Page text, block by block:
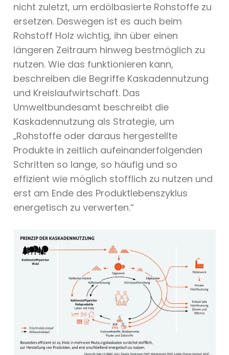
nicht zuletzt, um erdölbasierte Rohstoffe zu
ersetzen. Deswegen ist es auch beim
Rohstoff Holz wichtig, ihn über einen
längeren Zeitraum hinweg bestmöglich zu
nutzen. Wie das funktionieren kann,
beschreiben die Begriffe Kaskadennutzung
und Kreislaufwirtschaft. Das
Umweltbundesamt beschreibt die
Kaskadennutzung als Strategie, um
„Rohstoffe oder daraus hergestellte
Produkte in zeitlich aufeinanderfolgenden
Schritten so lange, so häufig und so
effizient wie möglich stofflich zu nutzen und
erst am Ende des Produktlebenszyklus
energetisch zu verwerten.“